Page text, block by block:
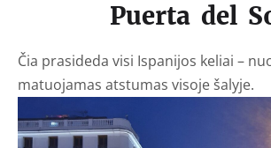
Puerta del
Čia prasideda visi Ispanijos keliai –
matuojamas atstumas visoje šalyje.